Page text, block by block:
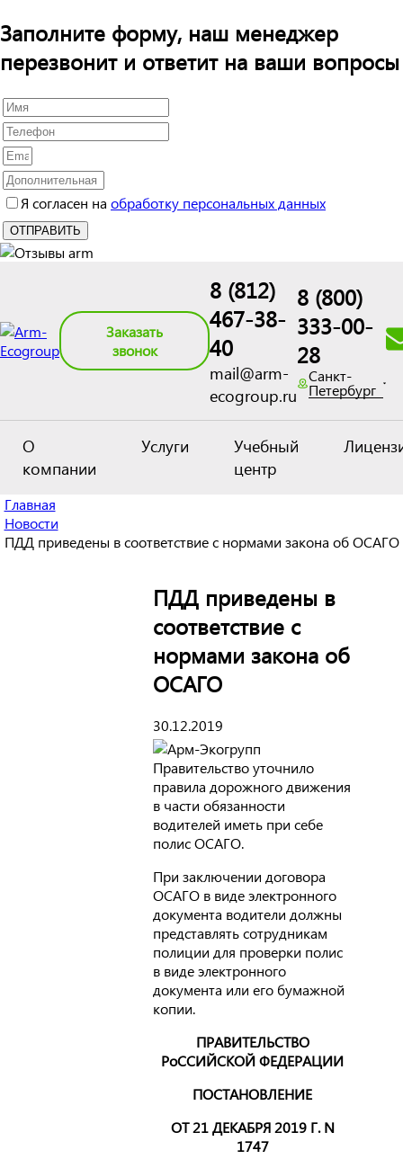
Заполните форму, наш менеджер
перезвонит и ответит на ваши вопросы
Я согласен на обработку персональных данных
Заказать
звонок
8 (812)
467-38-
40
mail@arm-
ecogroup.ru
8 (800)
333-00-
28
Санкт-
Петербург
О
компании
Услуги
Учебный
центр
Главная
Новости
ПДД приведены в соответствие с нормами закона об ОСАГО
ПДД приведены в
соответствие с
нормами закона об
ОСАГО
30.12.2019
Правительство уточнило
правила дорожного движения
в части обязанности
водителей иметь при себе
полис ОСАГО.
При заключении договора
ОСАГО в виде электронного
документа водители должны
представлять сотрудникам
полиции для проверки полис
в виде электронного
документа или его бумажной
копии.
ПРАВИТЕЛЬСТВО
РоССИЙСКОЙ ФЕДЕРАЦИИ
ПОСТАНОВЛЕНИЕ
ОТ 21 ДЕКАБРЯ 2019 Г. N
1747